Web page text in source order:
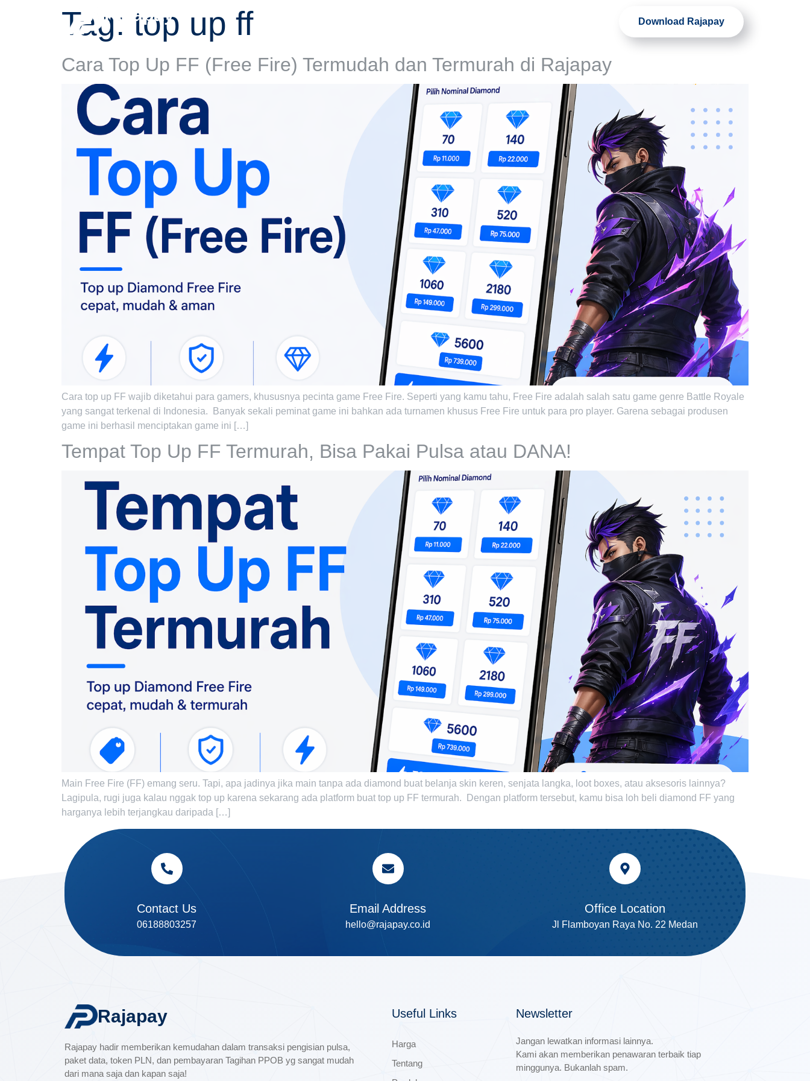
Rajapay Download Rajapay
Tag: top up ff
Cara Top Up FF (Free Fire) Termudah dan Termurah di Rajapay
Cara top up FF wajib diketahui para gamers, khususnya pecinta game Free Fire. Seperti yang kamu tahu, Free Fire adalah salah satu game genre Battle Royale
yang sangat terkenal di Indonesia. Banyak sekali peminat game ini bahkan ada turnamen khusus Free Fire untuk para pro player. Garena sebagai produsen
game ini berhasil menciptakan game ini […]
Tempat Top Up FF Termurah, Bisa Pakai Pulsa atau DANA!
Main Free Fire (FF) emang seru. Tapi, apa jadinya jika main tanpa ada diamond buat belanja skin keren, senjata langka, loot boxes, atau aksesoris lainnya?
Lagipula, rugi juga kalau nggak top up karena sekarang ada platform buat top up FF termurah. Dengan platform tersebut, kamu bisa loh beli diamond FF yang
harganya lebih terjangkau daripada […]
Contact Us
06188803257
Email Address
hello@rajapay.co.id
Office Location
Jl Flamboyan Raya No. 22 Medan
Rajapay
Rajapay hadir memberikan kemudahan dalam transaksi pengisian pulsa,
paket data, token PLN, dan pembayaran Tagihan PPOB yg sangat mudah
dari mana saja dan kapan saja!
Useful Links
Harga
Tentang
Newsletter
Jangan lewatkan informasi lainnya.
Kami akan memberikan penawaran terbaik tiap
minggunya. Bukanlah spam.